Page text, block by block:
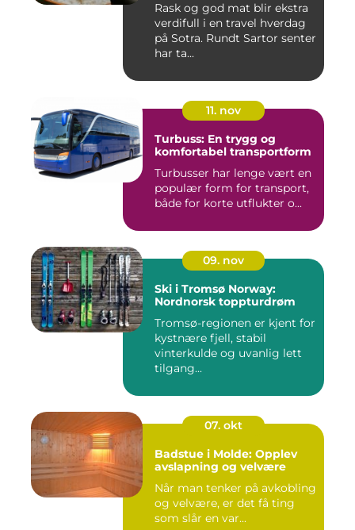
Rask og god mat blir ekstra
verdifull i en travel hverdag
på Sotra. Rundt Sartor senter
har ta...
11. nov
Turbuss: En trygg og
komfortabel transportform
Turbusser har lenge vært en
populær form for transport,
både for korte utflukter o...
09. nov
Ski i Tromsø Norway:
Nordnorsk toppturdrøm
Tromsø-regionen er kjent for
kystnære fjell, stabil
vinterkulde og uvanlig lett
tilgang...
07. okt
Badstue i Molde: Opplev
avslapning og velvære
Når man tenker på avkobling
og velvære, er det få ting
som slår en var...